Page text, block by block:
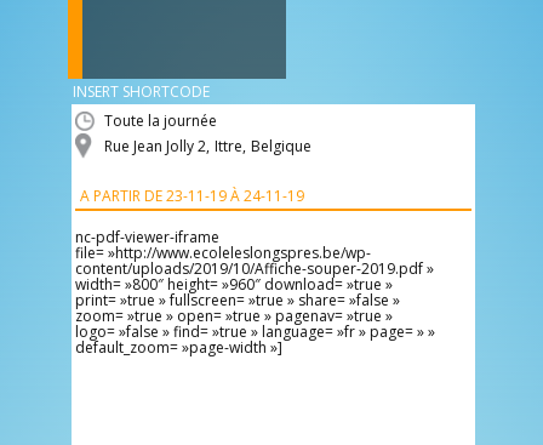
INSERT SHORTCODE
Toute la journée
Rue Jean Jolly 2, Ittre, Belgique
A PARTIR DE23-11-19 À 24-11-19
nc-pdf-viewer-iframe
file= »http://www.ecoleleslongspres.be/wp-
content/uploads/2019/10/Affiche-souper-2019.pdf »
width= »800″ height= »960″ download= »true »
print= »true » fullscreen= »true » share= »false »
zoom= »true » open= »true » pagenav= »true »
logo= »false » find= »true » language= »fr » page= » »
default_zoom= »page-width »]